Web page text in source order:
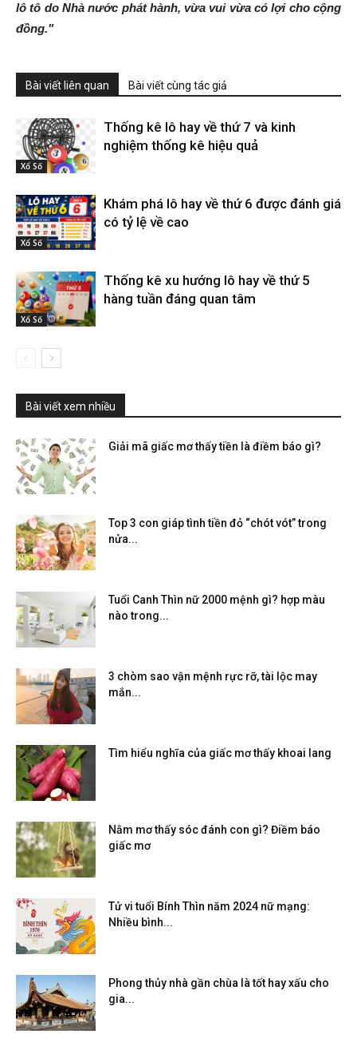
lô tô do Nhà nước phát hành, vừa vui vừa có lợi cho cộng
đồng."
Bài viết liên quan Bài viết cùng tác giả
Xổ Số
Thống kê lô hay về thứ 7 và kinh
nghiệm thống kê hiệu quả
Xổ Số
Khám phá lô hay về thứ 6 được đánh giá
có tỷ lệ về cao
Xổ Số
Thống kê xu hướng lô hay về thứ 5
hàng tuần đáng quan tâm
Bài viết xem nhiều
Giải mã giấc mơ thấy tiền là điềm báo gì?
Top 3 con giáp tình tiền đỏ “chót vót” trong
nửa...
Tuổi Canh Thìn nữ 2000 mệnh gì? hợp màu
nào trong...
3 chòm sao vận mệnh rực rỡ, tài lộc may
mắn...
Tìm hiểu nghĩa của giấc mơ thấy khoai lang
Nằm mơ thấy sóc đánh con gì? Điềm báo
giấc mơ
Tử vi tuổi Bính Thìn năm 2024 nữ mạng:
Nhiều bình...
Phong thủy nhà gần chùa là tốt hay xấu cho
gia...